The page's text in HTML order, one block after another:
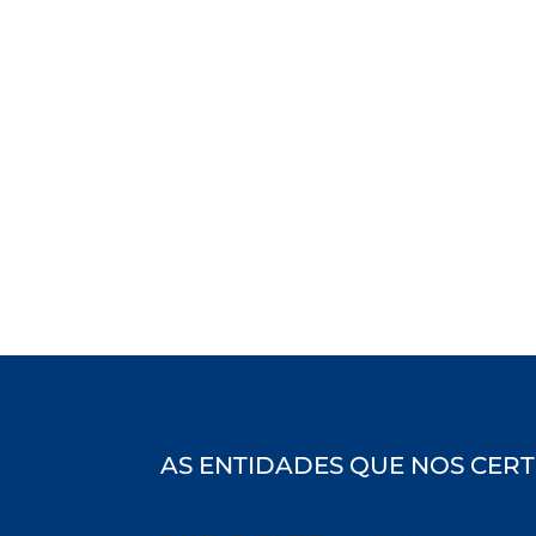
AS ENTIDADES QUE NOS